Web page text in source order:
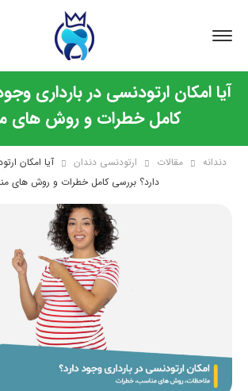
آیا امکان ارتودنسی در بارداری
کامل خطرات و روش‌ های
دندانه مقالات ارتودنسی دندان
آیا امکان
دارد؟ بررسی کامل خطرات و روش‌ های